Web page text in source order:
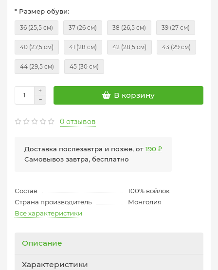
* Размер обуви:
36 (25,5 см) 37 (26 см) 38 (26,5 см) 39 (27 см)
40 (27,5 см) 41 (28 см) 42 (28,5 см) 43 (29 см)
44 (29,5 см) 45 (30 см)
В корзину
0 отзывов
Доставка послезавтра и позже, от 190 ₽
Самовывоз завтра, бесплатно
Состав
100% войлок
Страна производитель
Монголия
Все характеристики
Описание
Характеристики